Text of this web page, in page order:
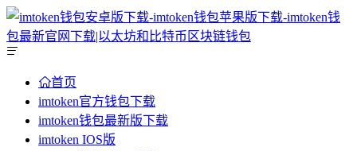
首页
imtoken官方钱包下载
imtoken钱包最新版下载
imtoken IOS版